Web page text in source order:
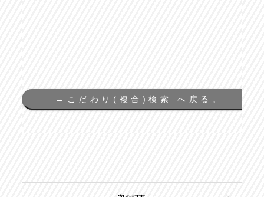
→ こだわり(複合)検索 へ戻る。